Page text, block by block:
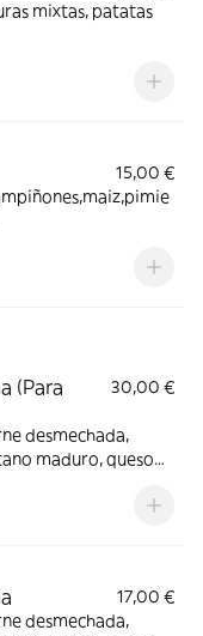
mixtas, patatas
15,00 €
(Para
30,00 €
desmechada,
maduro, queso
17,00 €
desmechada,